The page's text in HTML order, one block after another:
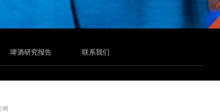
啤酒研究报告 联系我们
网